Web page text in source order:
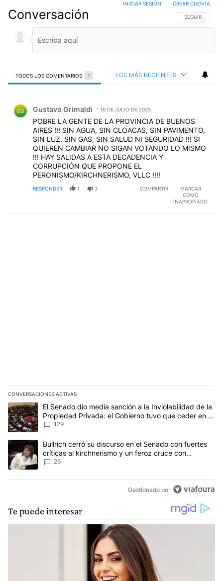
Conversación SIGA ESTA
SEGUIR
INICIAR SESIÓN CREAR CUENTA
TODOS LOS COMENTARIOS 1 LOS MÁS RECIENTES
GG Gustavo Grimaldi 16 DE JULIO DE 2025
POBRE LA GENTE DE LA PROVINCIA DE BUENOS
AIRES !!! SIN AGUA, SIN CLOACAS, SIN PAVIMENTO,
SIN LUZ, SIN GAS, SIN SALUD NI SEGURIDAD !!! SI
QUIEREN CAMBIAR NO SIGAN VOTANDO LO MISMO
!!! HAY SALIDAS A ESTA DECADENCIA Y
CORRUPCIÓN QUE PROPONE EL
PERONISMO/KIRCHNERISMO, VLLC !!!!
RESPONDER 1 3 COMPARTIR
MARCAR
COMO
INAPROPIADO
CONVERSACIONES ACTIVAS
Este listado muestra los artículos con más comentarios en los
Un artículo de tendencia con el título "El Senado dio media
El Senado dio media sanción a la Inviolabilidad de la
Propiedad Privada: el Gobierno tuvo que ceder en la
Ley del Manejo del Fuego
129
Un artículo de tendencia con el título "Bullrich cerró su discurso
Bullrich cerró su discurso en el Senado con fuertes
críticas al kirchnerismo y un feroz cruce con
Capitanich al que le gritó “¡cállate!”
26
Gestionado por